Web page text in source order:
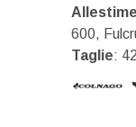
600,
Taglie: